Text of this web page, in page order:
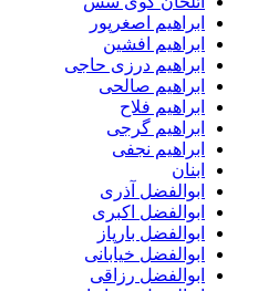
ابراهیم اصغرپور
ابراهیم افشین
ابراهیم درزی حاجی
ابراهیم صالحی
ابراهیم فلاح
ابراهیم گرجی
ابراهیم نجفی
ابنان
ابوالفضل آذری
ابوالفضل اکبری
ابوالفضل بارپاز
ابوالفضل خیابانی
ابوالفضل رزاقی